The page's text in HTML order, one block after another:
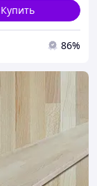
Купить
86%